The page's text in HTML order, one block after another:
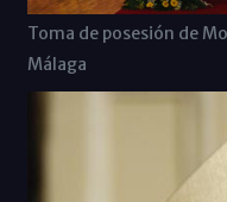
Toma de posesión de
Málaga